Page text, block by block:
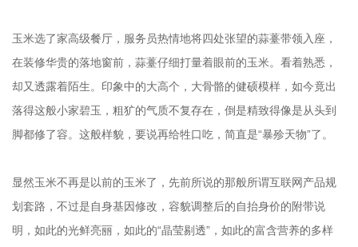
玉米选了家高级餐厅，服务员热情地将四处张望的蒜薹带领入座，
在装修华贵的落地窗前，蒜薹仔细打量着眼前的玉米。看着熟悉，
却又透露着陌生。印象中的大高个，大骨骼的健硕模样，如今竟出
落得这般小家碧玉，粗犷的气质不复存在，倒是精致得像是从头到
脚都修了容。这般样貌，要说再给牲口吃，简直是“暴殄天物”了。
显然玉米不再是以前的玉米了，先前所说的那般所谓互联网产品规
划套路，不过是自身基因修改，容貌调整后的自抬身价的附带说
明，如此的光鲜亮丽，如此的“晶莹剔透”，如此的富含营养的多样